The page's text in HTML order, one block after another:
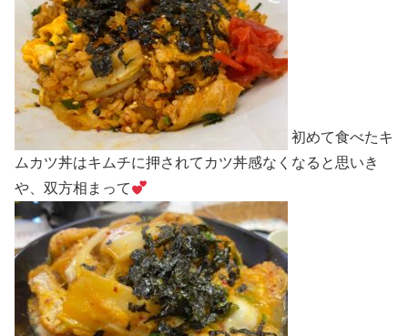
初めて食べたキ
ムカツ丼はキムチに押されてカツ丼感なくなると思いき
や、双方相まって